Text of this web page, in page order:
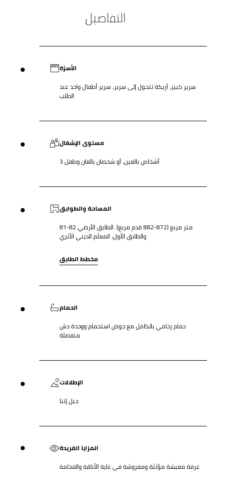
التفاصيل
الأسرّة
سرير كبير, أريكة تتحول إلى سرير، سرير أطفال واحد عند
الطلب
مستوى الإشغال
3 أشخاص بالغين، أو شخصان بالغان وطفل
المساحة والطوابق
81-82 متر مربع (872-882 قدم مربع). الطابق الأرضي
والطابق الأول، المعلَم الديني الأثري
مخطط الطابق
الحمام
حمام رخامي بالكامل مع حوض استحمام ووحدة دش
منفصلة
الإطلالات
جبل إتنا
المزايا الفريدة
غرفة معيشة مؤثثة ومفروشة في غاية الأناقة والفخامة